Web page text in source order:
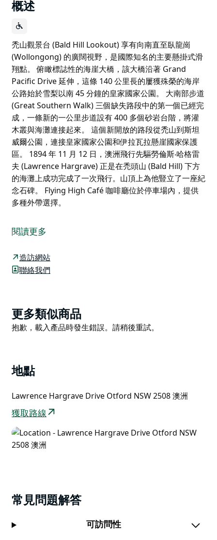
概述
禿山觀景台 (Bald Hill Lookout) 享有向南直至臥龍崗
(Wollongong) 的廣闊視野，是國際知名的主要懸掛式滑
翔點。 俯瞰標誌性的海崖大橋，該大橋沿著 Grand
Pacific Drive 延伸，這條 140 公里長的屢獲殊榮的海岸
公路始於雪梨以南 45 分鐘的皇家國家公園。 大南部步道
(Great Southern Walk) 三個缺失路段中的第一個已經完
成，一條新的一公里步道設有 400 多個砂岩台階，將灌
木叢與海灘連接起來。 這個新開放的路段從禿山到斯坦
威爾公園，連接皇家國家公園和伊拉瓦拉懸崖國家保護
區。 1894 年 11 月 12 日，澳洲飛行先驅勞倫斯‧哈格雷
夫 (Lawrence Hargrave) 正是在禿頭山 (Bald Hill) 下方
的海灘上成功完成了一次飛行。山頂上為他豎立了一座紀
念石碑。 Flying High Café 咖啡廳位於停車場內，提供
多種外帶選擇。
(Wollongong) 的廣闊視野，是國際知名的主要懸掛式滑
翔點。
俯瞰標誌性的海崖大橋，該大橋沿著 Grand Pacific
Drive 延伸，這條 140 公里長的屢獲殊榮的海岸公路始於
第一個已經完成，一條新的一公里步道設有 400 多個砂
岩台階，將灌木叢與海灘連接起來。
1894 年 11 月 12 日，澳洲飛行先驅勞倫斯‧哈格雷夫
(Lawrence Hargrave) 正是在禿頭山 (Bald Hill) 下方的
海灘上成功完成了一次飛行。山頂上為他豎立了一座紀念
Flying High Café 咖啡廳位於停車場內，提供多種外帶選
擇。
閱讀更多
造訪網站
聯絡我們
Product
List
更多類似商品
Product
抱歉，載入產品時發生錯誤。請稍後重試。
地點
Lawrence Hargrave Drive Otford NSW 2508 澳洲
獲取路線
常見問題解答
可訪問性